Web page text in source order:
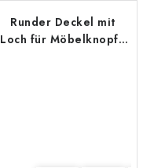
Runder Deckel mit
Loch für Möbelknopf -